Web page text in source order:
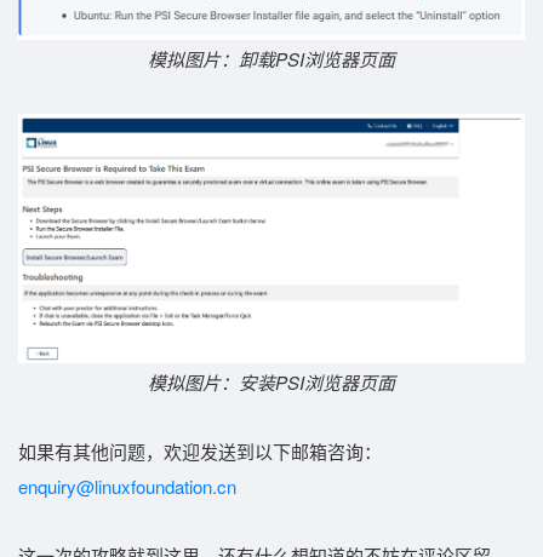
模拟图片： 卸载PSI浏览器页面
模拟图片： 安装PSI浏览器页面
如果有其他问题，欢迎发送到以下邮箱咨询：
enquiry@linuxfoundation.cn